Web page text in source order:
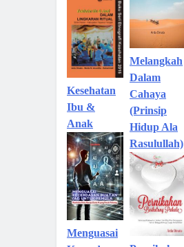
Kesehatan
Ibu &
Anak
Menguasai
Melangkah
Dalam
Cahaya
(Prinsip
Hidup Ala
Rasulullah)